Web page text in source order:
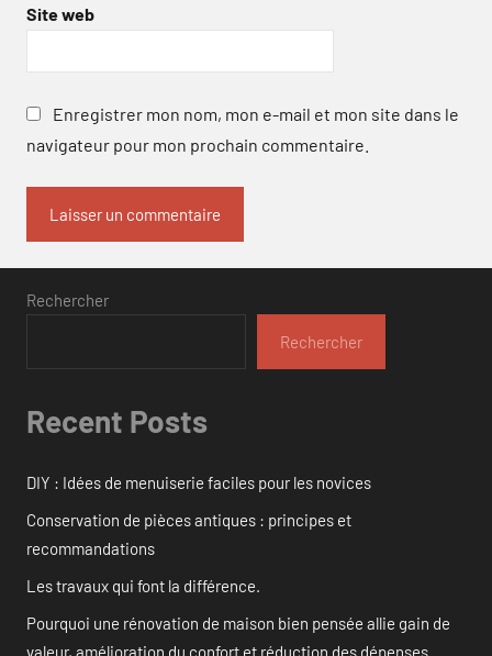
Site web
Enregistrer mon nom, mon e-mail et mon site dans le
navigateur pour mon prochain commentaire.
Rechercher
Rechercher
Recent Posts
DIY : Idées de menuiserie faciles pour les novices
Conservation de pièces antiques : principes et
recommandations
Les travaux qui font la différence.
Pourquoi une rénovation de maison bien pensée allie gain de
valeur, amélioration du confort et réduction des dépenses